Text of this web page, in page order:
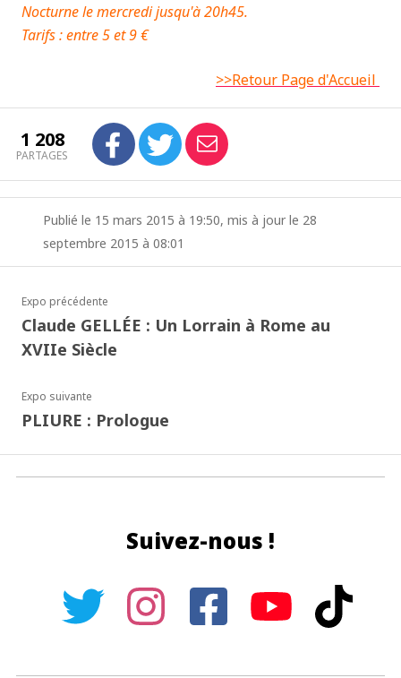
Nocturne le mercredi jusqu'à 20h45.
Tarifs : entre 5 et 9 €
>>Retour Page d'Accueil
1 208
PARTAGES
Publié le 15 mars 2015 à 19:50, mis à jour le 28
septembre 2015 à 08:01
Expo précédente
Claude GELLÉE : Un Lorrain à Rome au
XVIIe Siècle
Expo suivante
PLIURE : Prologue
Suivez-nous !